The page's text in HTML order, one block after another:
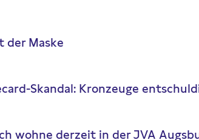
der Maske
Skandal: Kronzeuge
wohne derzeit in der JVA